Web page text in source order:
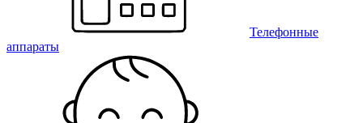
Телефонные
аппараты